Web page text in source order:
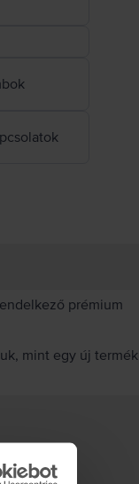
prémium
mint egy új termék